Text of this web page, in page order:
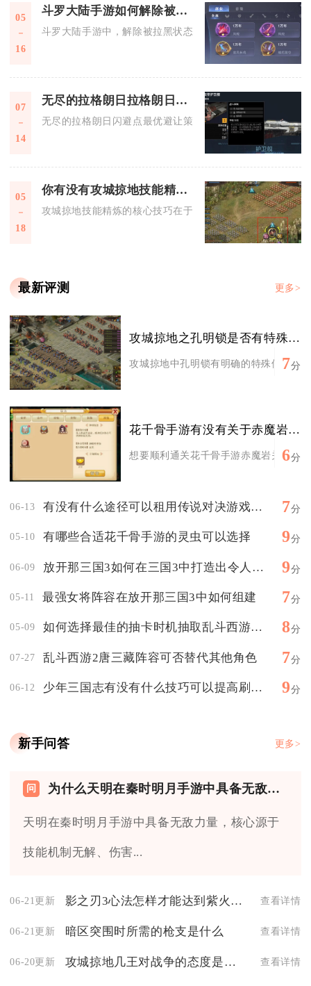
05
16
斗罗大陆手游如何解除被拉黑的状态
斗罗大陆手游中，解除被拉黑状态的核心方法是联系对方手
07
14
无尽的拉格朗日拉格朗日闪避点中最佳的避让策略是什么
无尽的拉格朗日闪避点最优避让策略分为战前航线侦查、战
05
18
你有没有攻城掠地技能精炼的技巧
攻城掠地技能精炼的核心技巧在于把控资源时机、运用交替
最新评测 更多>
攻城掠地之孔明锁是否有特殊的使用要求
攻城掠地中孔明锁有明确的特殊使用要
7分
花千骨手游有没有关于赤魔岩的攻略分享
想要顺利通关花千骨手游赤魔岩关卡并
6分
06-13 有没有什么途径可以租用传说对决游戏的账号 7分
05-10 有哪些合适花千骨手游的灵虫可以选择 9分
06-09 放开那三国3如何在三国3中打造出令人震惊的魏国阵容 9分
05-11 最强女将阵容在放开那三国3中如何组建 7分
05-09 如何选择最佳的抽卡时机抽取乱斗西游的魅影英雄 8分
07-27 乱斗西游2唐三藏阵容可否替代其他角色 7分
06-12 少年三国志有没有什么技巧可以提高刷取姜子牙的效率 9分
新手问答 更多>
为什么天明在秦时明月手游中具备无敌的力量
天明在秦时明月手游中具备无敌力量，核心源于
技能机制无解、伤害...
06-21更新 影之刃3心法怎样才能达到紫火1级 查看详情
06-21更新 暗区突围时所需的枪支是什么 查看详情
06-20更新 攻城掠地几王对战争的态度是什么 查看详情